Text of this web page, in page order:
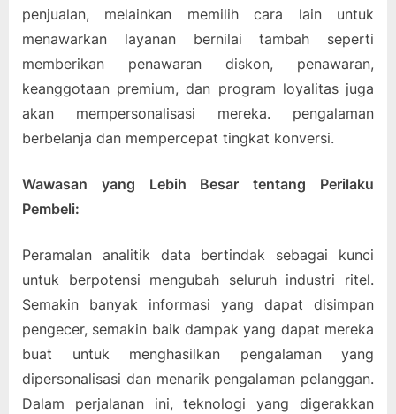
penjualan, melainkan memilih cara lain untuk
menawarkan layanan bernilai tambah seperti
memberikan penawaran diskon, penawaran,
keanggotaan premium, dan program loyalitas juga
akan mempersonalisasi mereka. pengalaman
berbelanja dan mempercepat tingkat konversi.
Wawasan yang Lebih Besar tentang Perilaku
Pembeli:
Peramalan analitik data bertindak sebagai kunci
untuk berpotensi mengubah seluruh industri ritel.
Semakin banyak informasi yang dapat disimpan
pengecer, semakin baik dampak yang dapat mereka
buat untuk menghasilkan pengalaman yang
dipersonalisasi dan menarik pengalaman pelanggan.
Dalam perjalanan ini, teknologi yang digerakkan